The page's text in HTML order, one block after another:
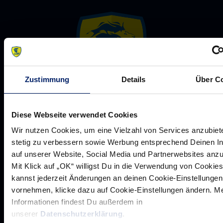
Zustimmung Details Über
Diese Webseite verwendet Cookies
Wir nutzen Cookies, um eine Vielzahl von Services
stetig zu verbessern sowie Werbung entsprechend Deinen
auf unserer Website, Social Media und Partnerwebsites
Mit Klick auf „OK“ willigst Du in die Verwendung von
kannst jederzeit Änderungen an deinen Cookie-Einstellungen
vornehmen, klicke dazu auf Cookie-Einstellungen ändern.
Informationen findest Du außerdem in
unserer Datenschutzerklärung.
Rhein-Neckar Löwen GmbH
Werte der Löwen
Historie
Jobs